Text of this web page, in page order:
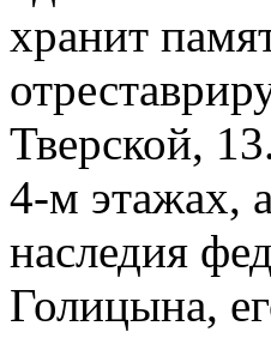
хранит
Тверской,
4-м этажах,
наследия
Голицына,